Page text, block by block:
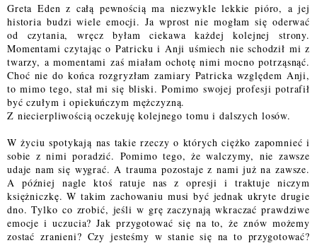
Greta Eden z całą pewnością ma niezwykle lekkie pióro, a jej
historia budzi wiele emocji. Ja wprost nie mogłam się oderwać
od czytania, wręcz byłam ciekawa każdej kolejnej strony.
Momentami czytając o Patricku i Anji uśmiech nie schodził mi z
twarzy, a momentami zaś miałam ochotę nimi mocno potrząsnąć.
Choć nie do końca rozgryzłam zamiary Patricka względem Anji,
to mimo tego, stał mi się bliski. Pomimo swojej profesji potrafił
być czułym i opiekuńczym mężczyzną.
Z niecierpliwością oczekuję kolejnego tomu i dalszych losów.
W życiu spotykają nas takie rzeczy o których ciężko zapomnieć i
sobie z nimi poradzić. Pomimo tego, że walczymy, nie zawsze
udaje nam się wygrać. A trauma pozostaje z nami już na zawsze.
A później nagle ktoś ratuje nas z opresji i traktuje niczym
księżniczkę. W takim zachowaniu musi być jednak ukryte drugie
dno. Tylko co zrobić, jeśli w grę zaczynają wkraczać prawdziwe
emocje i uczucia? Jak przygotować się na to, że znów możemy
zostać zranieni? Czy jesteśmy w stanie się na to przygotować?